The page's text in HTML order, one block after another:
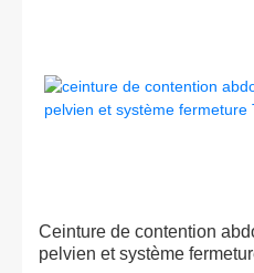
Ceinture de contention
pelvien et système